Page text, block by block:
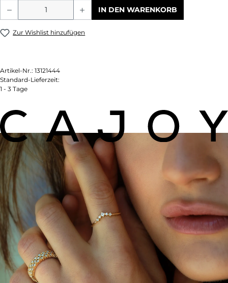
Produkt Anzahl: Gib den gewünschten
IN DEN WARENKORB
Zur Wishlist hinzufügen
Artikel-Nr.: 13121444
Standard-Lieferzeit:
1 - 3 Tage